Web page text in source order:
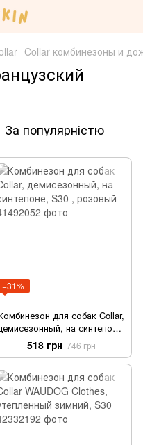
Collar комбинезоны и
За популярністю
−31%
для собак Collar,
на синтепоне,
S30 , розовый
518 грн 746 грн